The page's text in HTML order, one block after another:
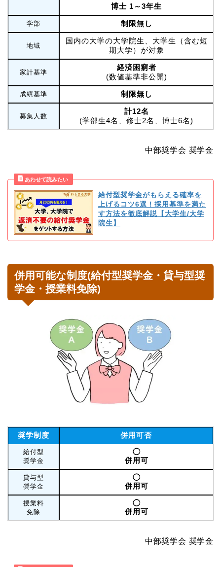
博士 1～3年生
学部 制限無し
地域
国内の大学の大学院生、大学生（含む短
期大学）が対象
家計基準
経済困窮者
(数値基準非公開)
成績基準 制限無し
募集人数
計12名
(学部生4名、修士2名、博士6名)
中部奨学会 奨学金
給付型奨学金がもらえる確率を
上げるコツ6選！採用基準を満た
す方法を徹底解説【大学生/大学
院生】
併用可能な制度(給付型奨学金・貸与型奨
学金・授業料免除)
奨学制度 併用可否
給付型
奨学金
◯
併用可
貸与型
奨学金
◯
併用可
授業料
免除
◯
併用可
中部奨学会 奨学金